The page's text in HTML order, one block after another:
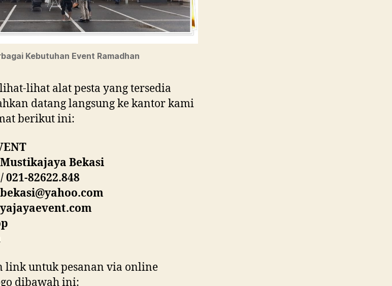
Kebutuhan Event Ramadhan
lihat alat pesta yang tersedia
datang langsung ke kantor kami
berikut ini:
Bekasi
021-82622.848
link untuk pesanan via online
dibawah ini: